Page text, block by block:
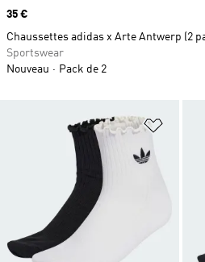
Prix
35 €
Chaussettes adidas x Arte Antwerp (2
Sportswear
Nouveau
Pack de 2